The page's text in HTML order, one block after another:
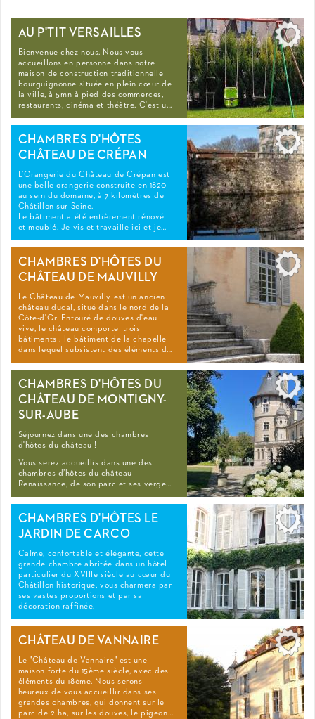
AU P'TIT VERSAILLES
Bienvenue chez nous. Nous vous
accueillons en personne dans notre
maison de construction traditionnelle
bourguignonne située en plein cœur de
la ville, à 5mn à pied des commerces,
restaurants, cinéma et théâtre. C'est u…
CHAMBRES D'HÔTES
CHÂTEAU DE CRÉPAN
L’Orangerie du Château de Crépan est
une belle orangerie construite en 1820
au sein du domaine, à 7 kilomètres de
Châtillon-sur-Seine.
Le bâtiment a été entièrement rénové
et meublé. Je vis et travaille ici et je…
CHAMBRES D'HÔTES DU
CHÂTEAU DE MAUVILLY
Le Château de Mauvilly est un ancien
château ducal, situé dans le nord de la
Côte-d'Or. Entouré de douves d'eau
vive, le château comporte trois
bâtiments : le bâtiment de la chapelle
dans lequel subsistent des éléments d…
CHAMBRES D'HÔTES DU
CHÂTEAU DE MONTIGNY-
SUR-AUBE
Séjournez dans une des chambres
d'hôtes du château !
Vous serez accueillis dans une des
chambres d’hôtes du château
Renaissance, de son parc et ses verge…
CHAMBRES D'HÔTES LE
JARDIN DE CARCO
Calme, confortable et élégante, cette
grande chambre abritée dans un hôtel
particulier du XVIIIe siècle au cœur du
Châtillon historique, vous charmera par
ses vastes proportions et par sa
décoration raffinée.
CHÂTEAU DE VANNAIRE
Le "Château de Vannaire" est une
maison forte du 15ème siècle, avec des
éléments du 18ème. Nous serons
heureux de vous accueillir dans ses
grandes chambres, qui donnent sur le
parc de 2 ha, sur les douves, le pigeon…